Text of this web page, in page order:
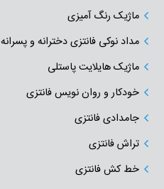
ماژیک رنگ آمیزی
مداد نوکی فانتزی دخترانه و پسرانه
ماژیک هایلایت پاستلی
خودکار و روان نویس فانتزی
جامدادی‌ فانتزی
تراش فانتزی
خط کش فانتزی